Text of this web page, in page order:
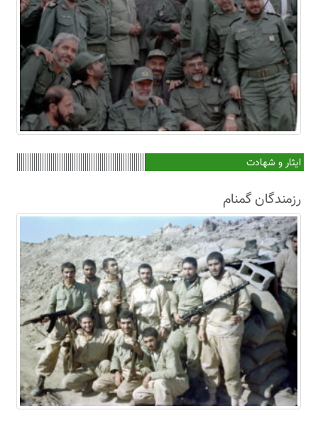
ایثار و شهادت
رزمندگان گمنام